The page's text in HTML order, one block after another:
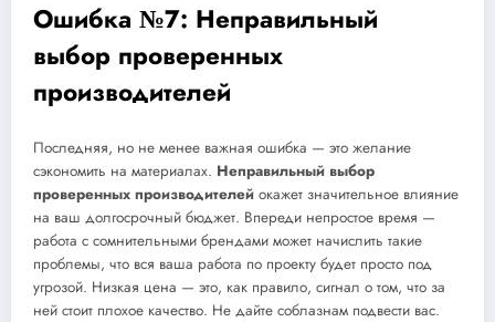
Ошибка №7: Неправильный
выбор проверенных
производителей
Последняя, но не менее важная ошибка — это желание
сэкономить на материалах. Неправильный выбор
проверенных производителей окажет значительное влияние
на ваш долгосрочный бюджет. Впереди непростое время —
работа с сомнительными брендами может начислить такие
проблемы, что вся ваша работа по проекту будет просто под
угрозой. Низкая цена — это, как правило, сигнал о том, что за
ней стоит плохое качество. Не дайте соблазнам подвести вас.